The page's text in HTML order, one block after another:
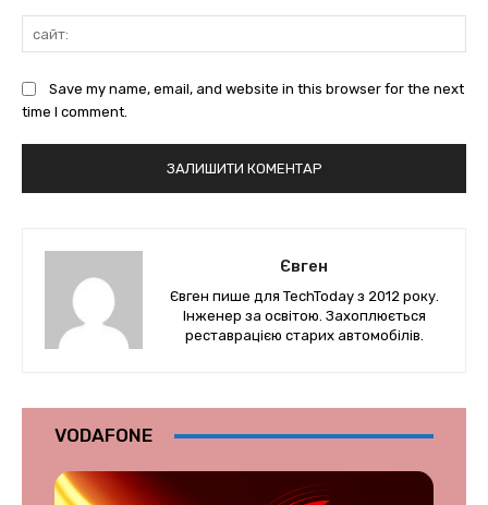
Save my name, email, and website in this browser for the next
time I comment.
Євген
Євген пише для TechToday з 2012 року.
Інженер за освітою. Захоплюється
реставрацією старих автомобілів.
VODAFONE